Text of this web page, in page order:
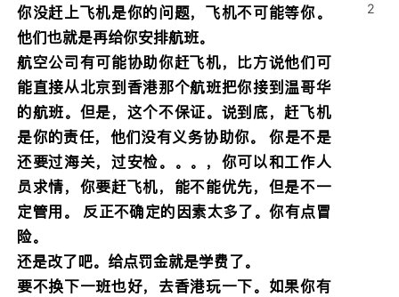
你没赶上飞机是你的问题，飞机不可能等你。
他们也就是再给你安排航班。
航空公司有可能协助你赶飞机，比方说他们可
能直接从北京到香港那个航班把你接到温哥华
的航班。但是，这个不保证。说到底，赶飞机
是你的责任，他们没有义务协助你。 你是不是
还要过海关，过安检。。。，你可以和工作人
员求情，你要赶飞机，能不能优先，但是不一
定管用。 反正不确定的因素太多了。你有点冒
险。
还是改了吧。给点罚金就是学费了。
要不换下一班也好，去香港玩一下。如果你有
2